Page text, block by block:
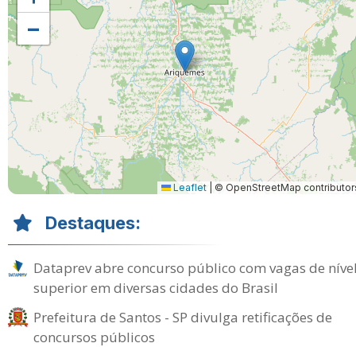
−
Leaflet © OpenStreetMap
Destaques:
Dataprev abre concurso público com vagas de
superior em diversas cidades do Brasil
Prefeitura de Santos - SP divulga retificações de
concursos públicos